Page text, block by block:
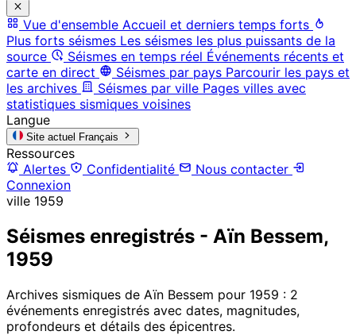
Vue d'ensemble Accueil et derniers temps forts
Plus forts séismes Les séismes les plus puissants de la
source
Séismes en temps réel Événements récents et
carte en direct
Séismes par pays Parcourir les pays et
les archives
Séismes par ville Pages villes avec
statistiques sismiques voisines
Langue
Site actuel Français
Ressources
Alertes
Confidentialité
Nous contacter
Connexion
ville 1959
Séismes enregistrés - Aïn Bessem,
1959
Archives sismiques de Aïn Bessem pour 1959 : 2
événements enregistrés avec dates, magnitudes,
profondeurs et détails des épicentres.